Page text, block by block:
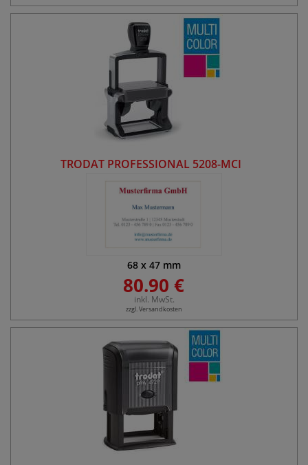
TRODAT PROFESSIONAL 5208-MCI
68 x 47 mm
80.90 €
inkl. MwSt.
zzgl. Versandkosten